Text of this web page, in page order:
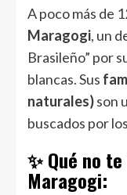
A poco más de
Maragogi, un
Brasileño” por
blancas. Sus
naturales)son
buscados por
✨ Qué no
Maragogi: